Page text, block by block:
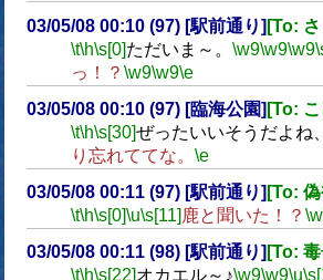
03/05/08 00:10 (97) [駅前通り] [To:
\t\h\s[0]ただいま～。 \w9\w9\w9
っ！？ \w9\w9\e
03/05/08 00:10 (97) [臨海公園] [To:
\t\h\s[30]ぜったいいそうだよね、
り忘れててな。 \e
03/05/08 00:11 (97) [駅前通り] [To:
\t\h\s[0]\u\s[11] 鹿と聞いた！？
03/05/08 00:11 (98) [駅前通り] [To:
\t\h\s[22]オカエル～♪\w9\w9\u